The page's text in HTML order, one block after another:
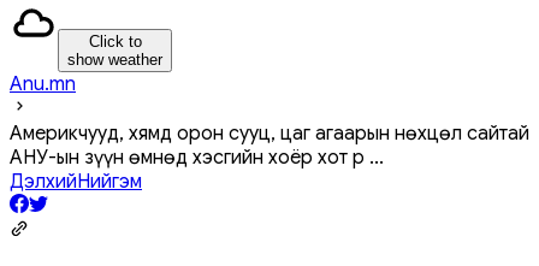
Click to
show weather
Anu.mn
Америкчууд, хямд орон сууц, цаг агаарын нөхцөл сайтай
АНУ-ын зүүн өмнөд хэсгийн хоёр хот р ...
ДэлхийНийгэм